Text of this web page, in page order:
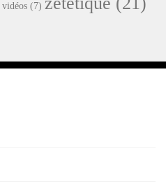
vidéos (7)